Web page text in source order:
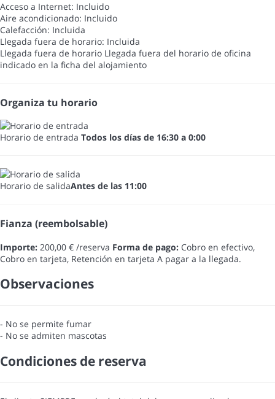
Acceso a Internet: Incluido
Aire acondicionado: Incluido
Calefacción: Incluida
Llegada fuera de horario: Incluida
Llegada fuera de horario Llegada fuera del horario de oficina
indicado en la ficha del alojamiento
Organiza tu horario
Horario de entrada Todos los días de 16:30 a 0:00
Horario de salidaAntes de las 11:00
Fianza (reembolsable)
Importe: 200,00 € /reserva Forma de pago: Cobro en efectivo,
Cobro en tarjeta, Retención en tarjeta A pagar a la llegada.
Observaciones
- No se permite fumar
- No se admiten mascotas
Condiciones de reserva